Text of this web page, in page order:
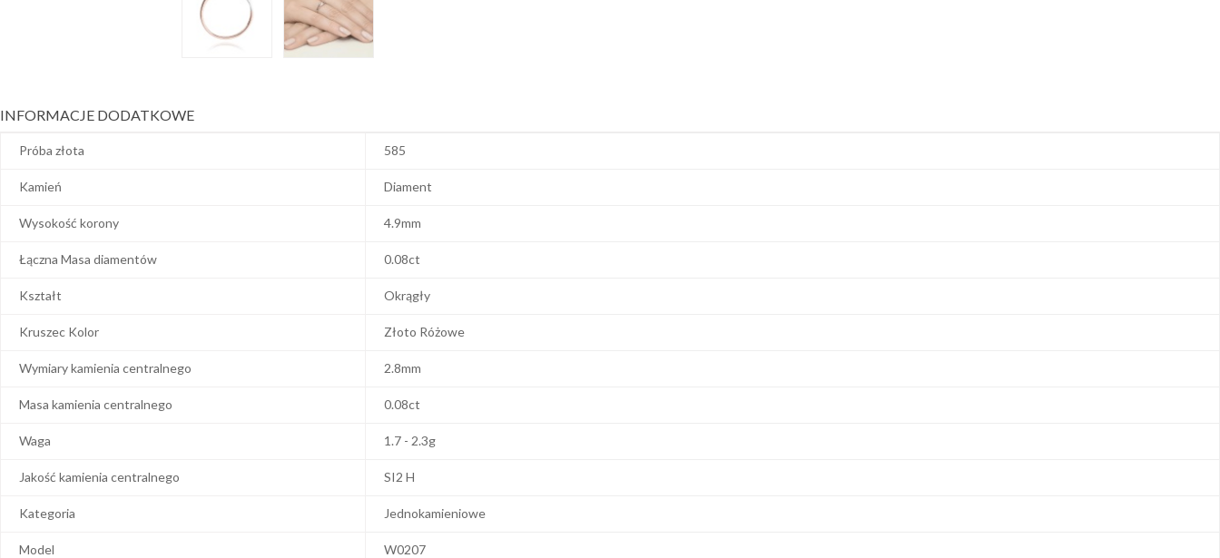
INFORMACJE DODATKOWE
Próba złota 585
Kamień Diament
Wysokość korony 4.9mm
Łączna Masa diamentów 0.08ct
Kształt Okrągły
Kruszec Kolor Złoto Różowe
Wymiary kamienia centralnego 2.8mm
Masa kamienia centralnego 0.08ct
Waga 1.7 - 2.3g
Jakość kamienia centralnego SI2 H
Kategoria Jednokamieniowe
Model W0207